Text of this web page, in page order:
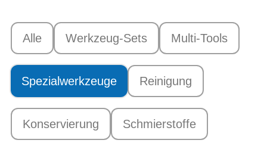
Alle Werkzeug-Sets Multi-Tools
Spezialwerkzeuge Reinigung
Konservierung Schmierstoffe